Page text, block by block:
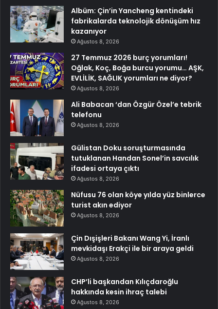
Albüm: Çin’in Yancheng kentindeki
fabrikalarda teknolojik dönüşüm hız
kazanıyor
Ağustos 8, 2026
27 Temmuz 2026 burç yorumları!
Oğlak, Koç, Boğa burcu yorumu… AŞK,
EVLİLİK, SAĞLIK yorumları ne diyor?
Ağustos 8, 2026
Ali Babacan ‘dan Özgür Özel’e tebrik
telefonu
Ağustos 8, 2026
Gülistan Doku soruşturmasında
tutuklanan Handan Sonel’in savcılık
ifadesi ortaya çıktı
Ağustos 8, 2026
Nüfusu 76 olan köye yılda yüz binlerce
turist akın ediyor
Ağustos 8, 2026
Çin Dışişleri Bakanı Wang Yi, İranlı
mevkidaşı Erakçi ile bir araya geldi
Ağustos 8, 2026
CHP’li başkandan Kılıçdaroğlu
hakkında kesin ihraç talebi
Ağustos 8, 2026